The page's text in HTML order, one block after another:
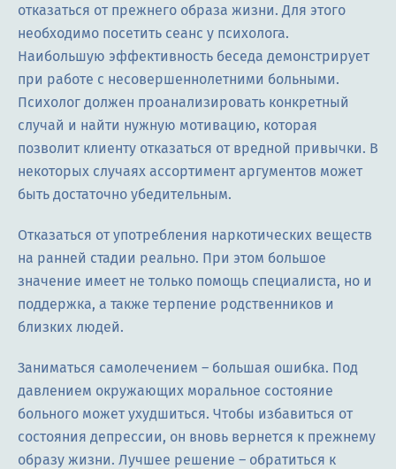
отказаться от прежнего образа жизни. Для этого
необходимо посетить сеанс у психолога.
Наибольшую эффективность беседа демонстрирует
при работе с несовершеннолетними больными.
Психолог должен проанализировать конкретный
случай и найти нужную мотивацию, которая
позволит клиенту отказаться от вредной привычки. В
некоторых случаях ассортимент аргументов может
быть достаточно убедительным.
Отказаться от употребления наркотических веществ
на ранней стадии реально. При этом большое
значение имеет не только помощь специалиста, но и
поддержка, а также терпение родственников и
близких людей.
Заниматься самолечением – большая ошибка. Под
давлением окружающих моральное состояние
больного может ухудшиться. Чтобы избавиться от
состояния депрессии, он вновь вернется к прежнему
образу жизни. Лучшее решение – обратиться к